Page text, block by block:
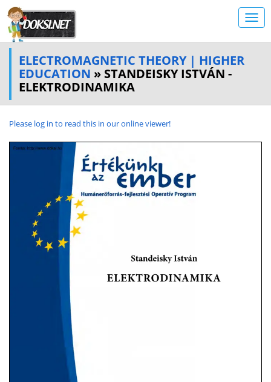
ELECTROMAGNETIC THEORY | HIGHER
EDUCATION » STANDEISKY ISTVÁN -
ELEKTRODINAMIKA
Please log in to read this in our online viewer!